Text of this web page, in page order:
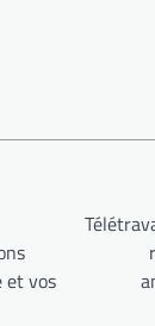
et vos